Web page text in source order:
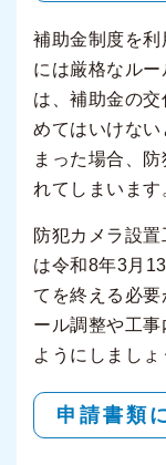
補助金制度を
には厳格なル
は、補助金の
めてはいけな
まった場合、
れてしまいます
防犯カメラ設
は令和8年3月
てを終える必要
ール調整や工
ようにしましょ
申請書類